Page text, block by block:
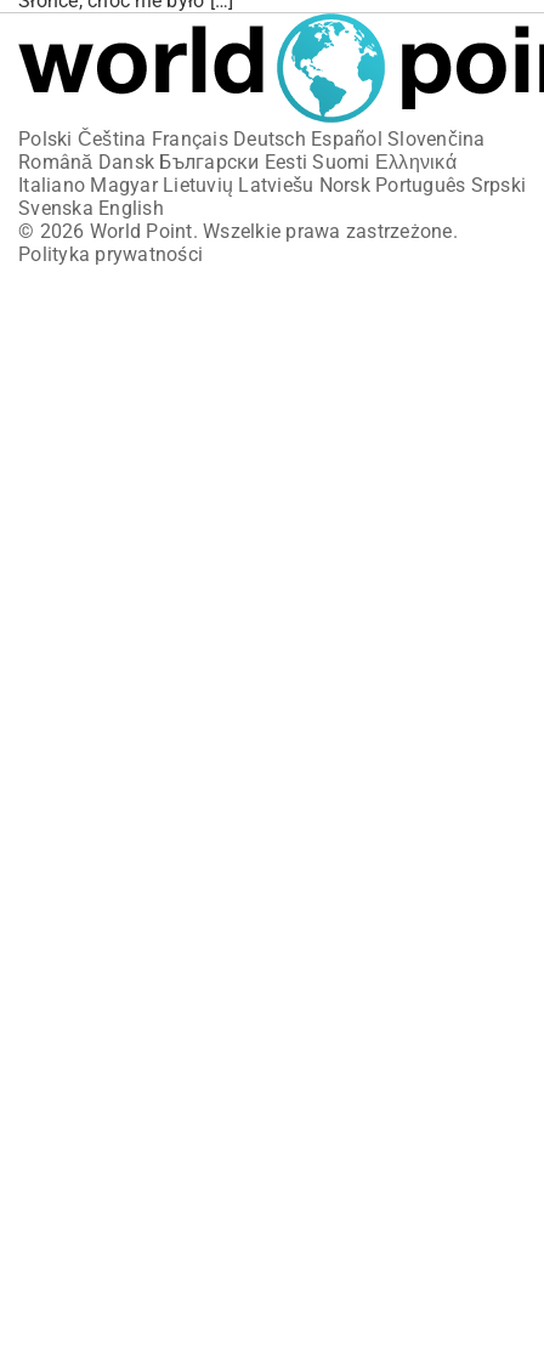
Polski Čeština Français Deutsch Español Slovenčina
Română Dansk Български Eesti Suomi Ελληνικά
Italiano Magyar Lietuvių Latviešu Norsk Português Srpski
Svenska English
© 2026 World Point. Wszelkie prawa zastrzeżone.
Polityka prywatności